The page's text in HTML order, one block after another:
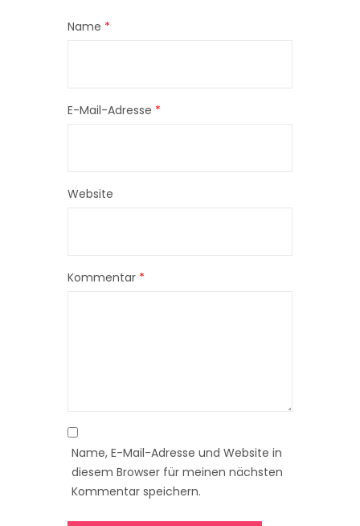
Name *
E-Mail-Adresse *
Website
Kommentar *
Name, E-Mail-Adresse und Website in
diesem Browser für meinen nächsten
Kommentar speichern.